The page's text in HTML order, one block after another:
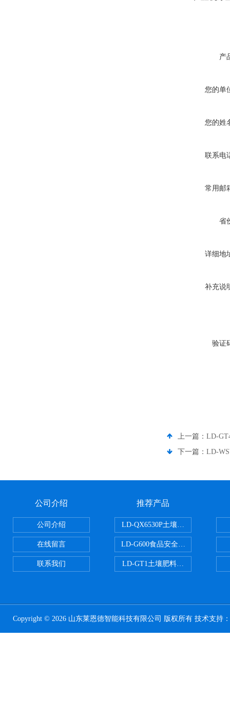
产
您的单
您的姓
联系电
常用邮
省
详细地
补充说
验证
上一篇： LD-
下一篇： LD-
公司介绍
公司介绍
在线留言
联系我们
推荐产品
LD-QX6530P土壤氧化还原电位检
LD-G600食品安全检测仪
LD-GT1土壤肥料养分检测仪
Copyright © 2026 山东莱恩德智能科技有限公司 版权所有 技术支持：